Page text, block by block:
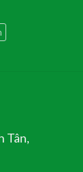
Tân,